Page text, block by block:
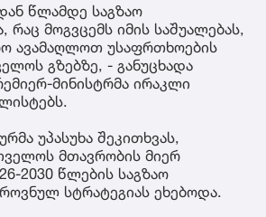
წლამდე საგზაო
რაც მოგვცემს იმის საშუალებას,
ავამაღლოთ უსაფრთხოების
გზებზე, - განუცხადა
მინისტრმა ირაკლი
უპასუხა შეკითხვას,
მთავრობის მიერ
2030 წლების საგზაო
სტრატეგიას ეხებოდა.